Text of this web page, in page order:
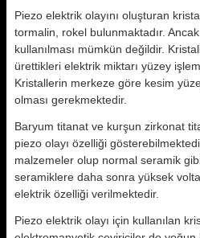
Piezo elektrik olayını oluşturan
tormalin, rokel bulunmaktadır.
kullanılması mümkün değildir.
ürettikleri elektrik miktarı yüzey
Kristallerin merkeze göre kesim
olması gerekmektedir.
Baryum titanat ve kurşun zirkonat
piezo olayı özelliği
malzemeler olup normal seramik
seramiklere daha sonra yüksek
elektrik özelliği verilmektedir.
Piezo elektrik olayı için kullanılan